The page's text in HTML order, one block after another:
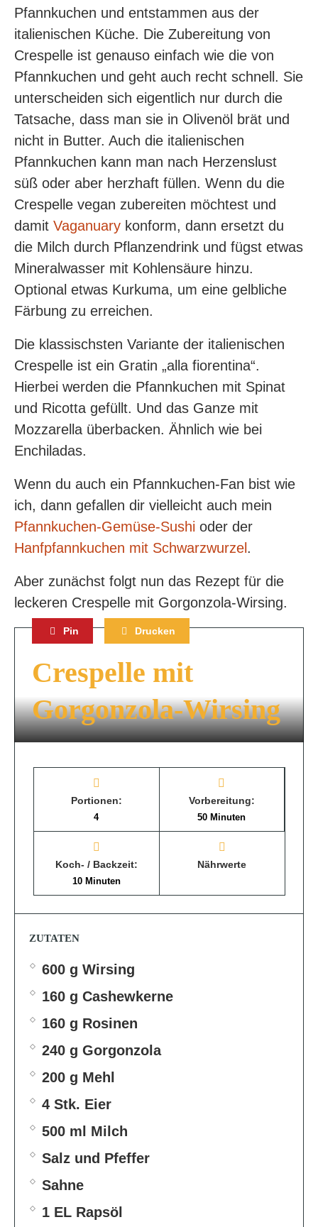
Pfannkuchen und entstammen aus der
italienischen Küche. Die Zubereitung von
Crespelle ist genauso einfach wie die von
Pfannkuchen und geht auch recht schnell. Sie
unterscheiden sich eigentlich nur durch die
Tatsache, dass man sie in Olivenöl brät und
nicht in Butter. Auch die italienischen
Pfannkuchen kann man nach Herzenslust
süß oder aber herzhaft füllen. Wenn du die
Crespelle vegan zubereiten möchtest und
damit Vaganuary konform, dann ersetzt du
die Milch durch Pflanzendrink und fügst etwas
Mineralwasser mit Kohlensäure hinzu.
Optional etwas Kurkuma, um eine gelbliche
Färbung zu erreichen.
Die klassischsten Variante der italienischen
Crespelle ist ein Gratin „alla fiorentina“.
Hierbei werden die Pfannkuchen mit Spinat
und Ricotta gefüllt. Und das Ganze mit
Mozzarella überbacken. Ähnlich wie bei
Enchiladas.
Wenn du auch ein Pfannkuchen-Fan bist wie
ich, dann gefallen dir vielleicht auch mein
Pfannkuchen-Gemüse-Sushi oder der
Hanfpfannkuchen mit Schwarzwurzel .
Aber zunächst folgt nun das Rezept für die
leckeren Crespelle mit Gorgonzola-Wirsing.
Pin Drucken
Crespelle mit
Gorgonzola-Wirsing
Portionen:
4
Vorbereitung:
50 Minuten
Koch- / Backzeit:
10 Minuten
Nährwerte
ZUTATEN
600 g Wirsing
160 g Cashewkerne
160 g Rosinen
240 g Gorgonzola
200 g Mehl
4 Stk. Eier
500 ml Milch
Salz und Pfeffer
Sahne
1 EL Rapsöl